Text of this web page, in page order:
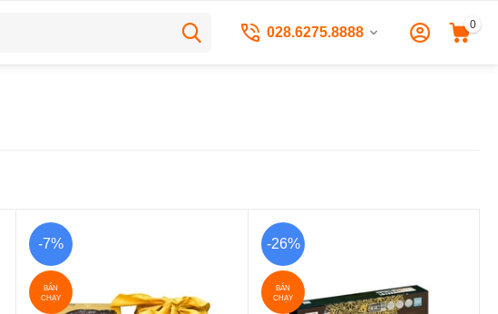
028.6275.8888 0
-7%
BÁN
CHẠY
-26%
BÁN
CHẠY